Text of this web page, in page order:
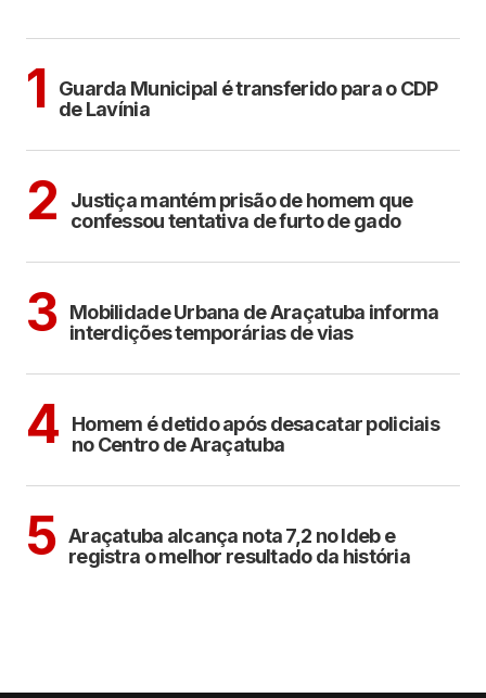
1
Guarda Municipal é transferido para o CDP
de Lavínia
2
Justiça mantém prisão de homem que
confessou tentativa de furto de gado
3 Mobilidade Urbana de Araçatuba informa
interdições temporárias de vias
4
Homem é detido após desacatar policiais
no Centro de Araçatuba
5 Araçatuba alcança nota 7,2 no Ideb e
registra o melhor resultado da história